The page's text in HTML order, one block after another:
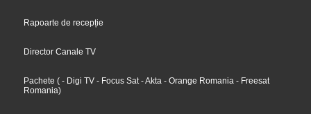
Rapoarte de recepție
Director Canale TV
Pachete (- Digi TV - Focus Sat- Akta - Orange Romania - Freesat
Romania)